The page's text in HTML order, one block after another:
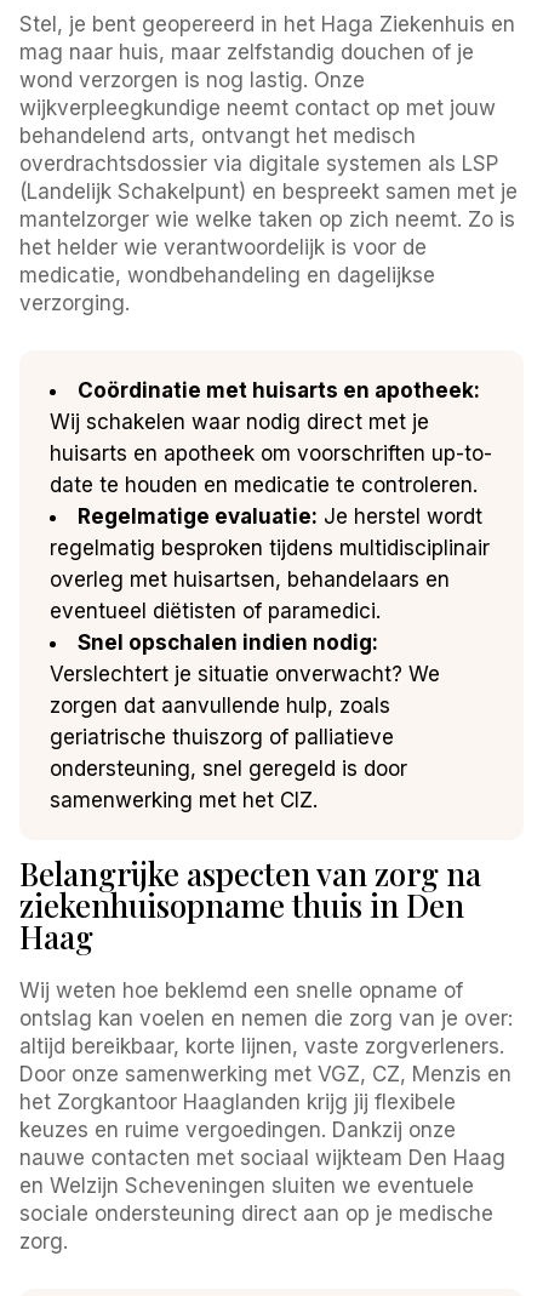
Stel, je bent geopereerd in het Haga Ziekenhuis en
mag naar huis, maar zelfstandig douchen of je
wond verzorgen is nog lastig. Onze
wijkverpleegkundige neemt contact op met jouw
behandelend arts, ontvangt het medisch
overdrachtsdossier via digitale systemen als LSP
(Landelijk Schakelpunt) en bespreekt samen met je
mantelzorger wie welke taken op zich neemt. Zo is
het helder wie verantwoordelijk is voor de
medicatie, wondbehandeling en dagelijkse
verzorging.
Coördinatie met huisarts en apotheek:
Wij schakelen waar nodig direct met je
huisarts en apotheek om voorschriften up-to-
date te houden en medicatie te controleren.
Regelmatige evaluatie: Je herstel wordt
regelmatig besproken tijdens multidisciplinair
overleg met huisartsen, behandelaars en
eventueel diëtisten of paramedici.
Snel opschalen indien nodig:
Verslechtert je situatie onverwacht? We
zorgen dat aanvullende hulp, zoals
geriatrische thuiszorg of palliatieve
ondersteuning, snel geregeld is door
samenwerking met het CIZ.
Belangrijke aspecten van zorg na
ziekenhuisopname thuis in Den
Haag
Wij weten hoe beklemd een snelle opname of
ontslag kan voelen en nemen die zorg van je over:
altijd bereikbaar, korte lijnen, vaste zorgverleners.
Door onze samenwerking met VGZ, CZ, Menzis en
het Zorgkantoor Haaglanden krijg jij flexibele
keuzes en ruime vergoedingen. Dankzij onze
nauwe contacten met sociaal wijkteam Den Haag
en Welzijn Scheveningen sluiten we eventuele
sociale ondersteuning direct aan op je medische
zorg.